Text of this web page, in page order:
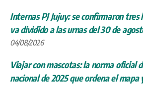
Internas PJ Jujuy: se confirmaron
va dividido a las urnas del 30 de
04/08/2026
Viajar con mascotas: la norma oficial
nacional de 2025 que ordena el mapa